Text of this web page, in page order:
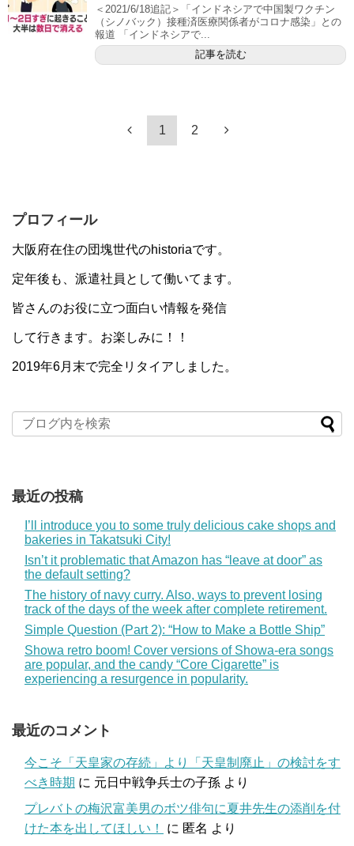
＜2021/6/18追記＞「インドネシアで中国製ワクチン
（シノバック）接種済医療関係者がコロナ感染」との
報道 「インドネシアで...
記事を読む
1 2
プロフィール
大阪府在住の団塊世代のhistoriaです。
定年後も、派遣社員として働いてます。
皆さんのお役に立つ面白い情報を発信
して行きます。お楽しみに！！
2019年6月末で完全リタイアしました。
最近の投稿
I’ll introduce you to some truly delicious cake shops and
bakeries in Takatsuki City!
Isn’t it problematic that Amazon has “leave at door” as
the default setting?
The history of navy curry. Also, ways to prevent losing
track of the days of the week after complete retirement.
Simple Question (Part 2): “How to Make a Bottle Ship”
Showa retro boom! Cover versions of Showa-era songs
are popular, and the candy “Core Cigarette” is
experiencing a resurgence in popularity.
最近のコメント
今こそ「天皇家の存続」より「天皇制廃止」の検討をす
べき時期 に 元日中戦争兵士の子孫 より
プレバトの梅沢富美男のボツ俳句に夏井先生の添削を付
けた本を出してほしい！
に 匿名 より